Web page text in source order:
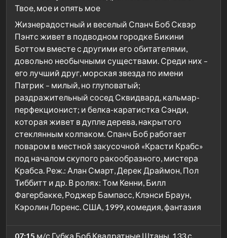
Твое, мое и опять мое
Жизнерадостный и веселый Спанч Боб Сквэр
Пэнтс живет в подводном городке Бикини
Боттом вместе с другими его обитателями,
довольно необычными существами. Среди них –
его лучший друг, морская звезда по имени
Патрик – милый, но глуповатый;
раздражительный сосед Сквидвард, кальмар-
перфекционист; и белка-каратистка Сэнди,
которая живет в дупле дерева, накрытого
стеклянным колпаком. Спанч Боб работает
поваром в местной закусочной «Красти Крабс»
под началом скупого ракообразного, мистера
Крабса. Реж.: Алан Смарт, Дерек Драймон, Пол
Тиббитт и др. В ролях: Том Кенни, Билл
Фагербакке, Роджер Бампасс, Клэнси Браун,
Кэролин Лоренс. США, 1999, комедия, фантазия
07:15 м/с Губка Боб Квадратные Штаны, 133 с.